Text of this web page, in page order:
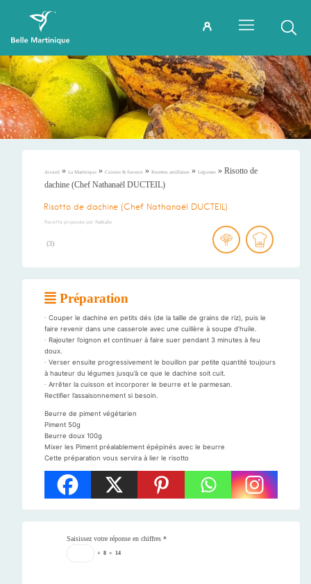
Accueil » La Martinique » Cuisine & Saveurs » Recettes antillaises » Légumes » Risotto de
dachine (Chef Nathanaël DUCTEIL)
Risotto de dachine (Chef Nathanaël DUCTEIL)
Recette proposée par Nathalie
(3)
Préparation
∙ Couper le dachine en petits dés (de la taille de grains de riz), puis le
faire revenir dans une casserole avec une cuillère à soupe d’huile.
∙ Rajouter l’oignon et continuer à faire suer pendant 3 minutes à feu
doux.
∙ Verser ensuite progressivement le bouillon par petite quantité toujours
à hauteur du légumes jusqu’à ce que le dachine soit cuit.
∙ Arrêter la cuisson et incorporer le beurre et le parmesan.
Rectifier l’assaisonnement si besoin.
Beurre de piment végétarien
Piment 50g
Beurre doux 100g
Mixer les Piment préalablement épépinés avec le beurre
Cette préparation vous servira à lier le risotto
Saisissez votre réponse en chiffres *
+ 8 = 14